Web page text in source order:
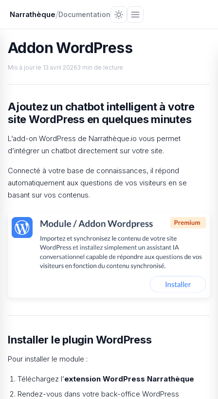
Narrathèque/Documentation
Addon WordPress
Mis à jour le 13 avril 20263 min de lecture
Ajoutez un chatbot intelligent à votre
site WordPress en quelques minutes
L’add-on WordPress de Narrathèque.io vous permet
d’intégrer un chatbot directement sur votre site.
Connecté à votre base de connaissances, il répond
automatiquement aux questions de vos visiteurs en se
basant sur vos contenus.
Installer le plugin WordPress
Pour installer le module :
Téléchargez l’extension WordPress Narrathèque
Rendez-vous dans votre back-office WordPress